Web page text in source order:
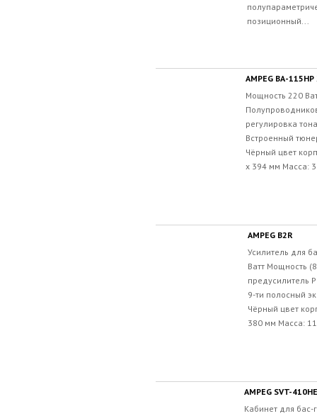
позиционный...
AMPEG BA-
Мощность 220
регулировка
Встроенный
Чёрный цвет
х 394 мм Масса:
AMPEG B2R
Усилитель для
Ватт Мощность
предусилитель
9-ти полосный
Чёрный цвет
380 мм Масса:
AMPEG SVT-
Кабинет для бас-